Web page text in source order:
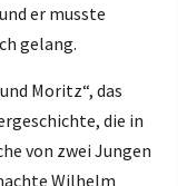
er musste
gelang.
Moritz“, das
die in
von zwei Jungen
Wilhelm